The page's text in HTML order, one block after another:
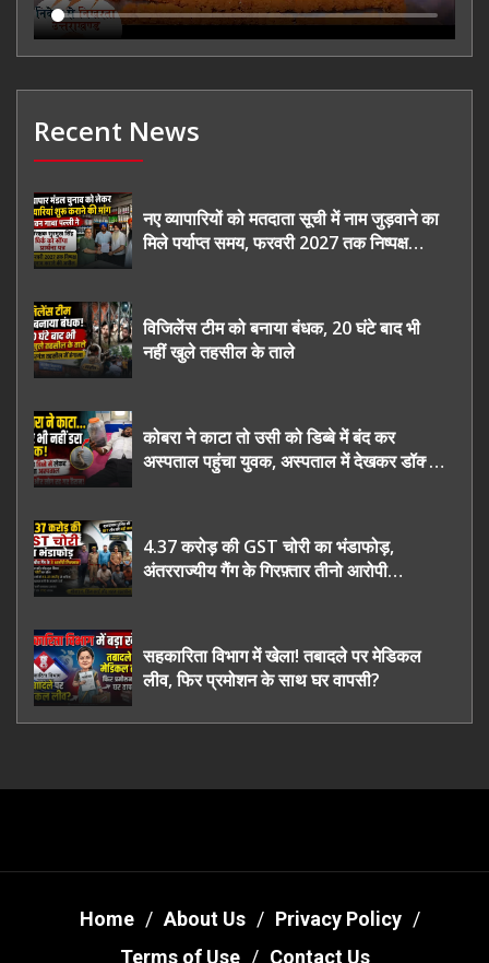
Recent News
नए व्यापारियों को मतदाता सूची में नाम जुड़वाने का
मिले पर्याप्त समय, फरवरी 2027 तक निष्पक्ष
विजिलेंस टीम को बनाया बंधक, 20 घंटे बाद भी
नहीं खुले तहसील के ताले
कोबरा ने काटा तो उसी को डिब्बे में बंद कर
अस्पताल पहुंचा युवक, अस्पताल में देखकर डॉक्टर
4.37 करोड़ की GST चोरी का भंडाफोड़,
अंतरराज्यीय गैंग के गिरफ़्तार तीनो आरोपी
सहकारिता विभाग में खेला! तबादले पर मेडिकल
लीव, फिर प्रमोशन के साथ घर वापसी?
Home About Us
Privacy Policy
Terms of Use
Contact Us